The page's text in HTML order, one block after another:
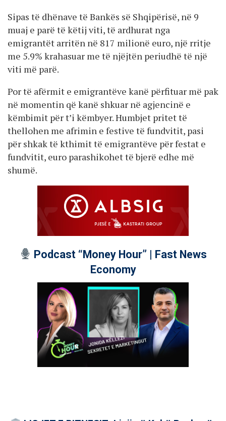
Sipas të dhënave të Bankës së Shqipërisë, në 9
muaj e parë të këtij viti, të ardhurat nga
emigrantët arritën në 817 milionë euro, një rritje
me 5.9% krahasuar me të njëjtën periudhë të një
viti më parë.
Por të afërmit e emigrantëve kanë përfituar më pak
në momentin që kanë shkuar në agjencinë e
këmbimit për t’i këmbyer. Humbjet pritet të
thellohen me afrimin e festive të fundvitit, pasi
për shkak të kthimit të emigrantëve për festat e
fundvitit, euro parashikohet të bjerë edhe më
shumë.
Podcast “Money Hour” | Fast News
Economy